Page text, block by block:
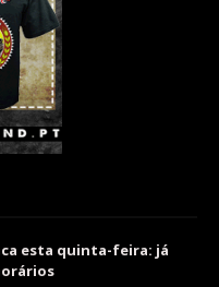
esta quinta-feira: já